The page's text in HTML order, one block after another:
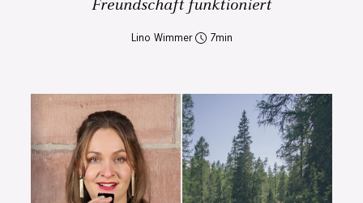
Freundschaft funktioniert
Lino Wimmer 7